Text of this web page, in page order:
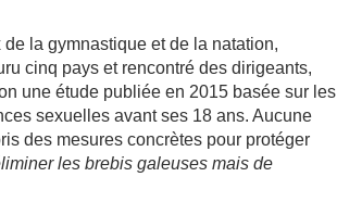
la gymnastique et de la natation,
cinq pays et rencontré des dirigeants,
une étude publiée en 2015 basée sur les
sexuelles avant ses 18 ans. Aucune
des mesures concrètes pour protéger
les brebis galeuses mais de